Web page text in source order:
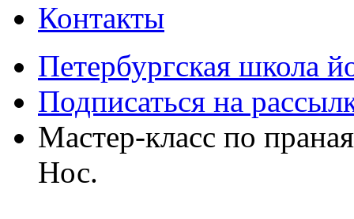
Контакты
Петербургская школа
Подписаться на
Мастер-класс по
Нос.